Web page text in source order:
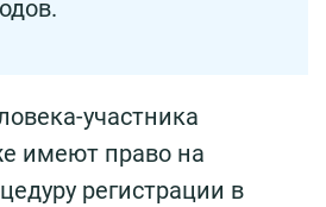
участника
имеют право на
регистрации в